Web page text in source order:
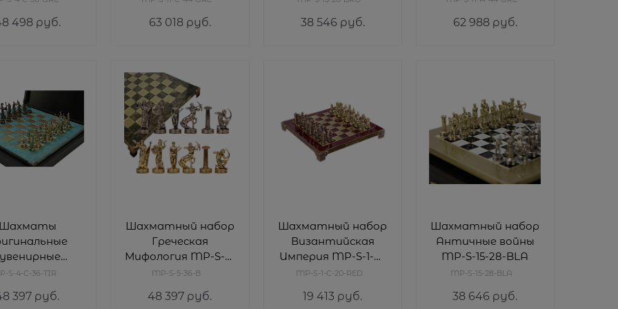
498 руб. 63 018 руб. 38 546 руб. 62 988 руб.
Шахматы
война
S-4-C-36-TIR
397 руб.
Шахматный набор
Греческая
Мифология MP-S-5-
36-B
MP-S-5-36-B
48 397 руб.
Шахматный набор
Византийская
Империя MP-S-1-C-
20-RED
MP-S-1-C-20-RED
19 413 руб.
Шахматный набор
Античные войны
MP-S-15-28-BLA
MP-S-15-28-BLA
38 646 руб.